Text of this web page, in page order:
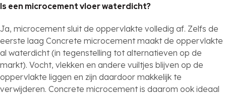
Is een microcement vloer waterdicht?
Ja, microcement sluit de oppervlakte volledig af. Zelfs de
eerste laag Concrete microcement maakt de oppervlakte
al waterdicht (in tegenstelling tot alternatieven op de
markt). Vocht, vlekken en andere vuiltjes blijven op de
oppervlakte liggen en zijn daardoor makkelijk te
verwijderen. Concrete microcement is daarom ook ideaal